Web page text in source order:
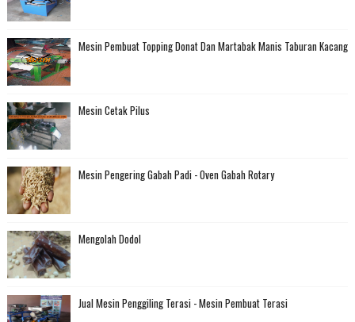
Mesin Pembuat Topping Donat Dan Martabak Manis Taburan Kacang
Mesin Cetak Pilus
Mesin Pengering Gabah Padi - Oven Gabah Rotary
Mengolah Dodol
Jual Mesin Penggiling Terasi - Mesin Pembuat Terasi